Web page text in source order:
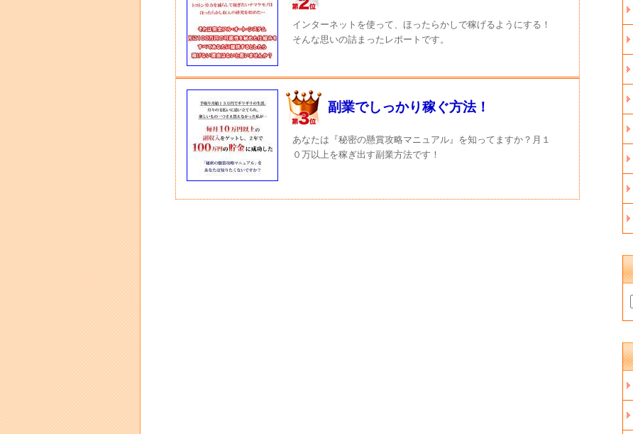
インターネットを使って、ほったらかしで稼げるようにする！
そんな思いの詰まったレポートです。
副業でしっかり稼ぐ方法！
あなたは『秘密の懸賞攻略マニュアル』を知ってますか？月１
０万以上を稼ぎ出す副業方法です！